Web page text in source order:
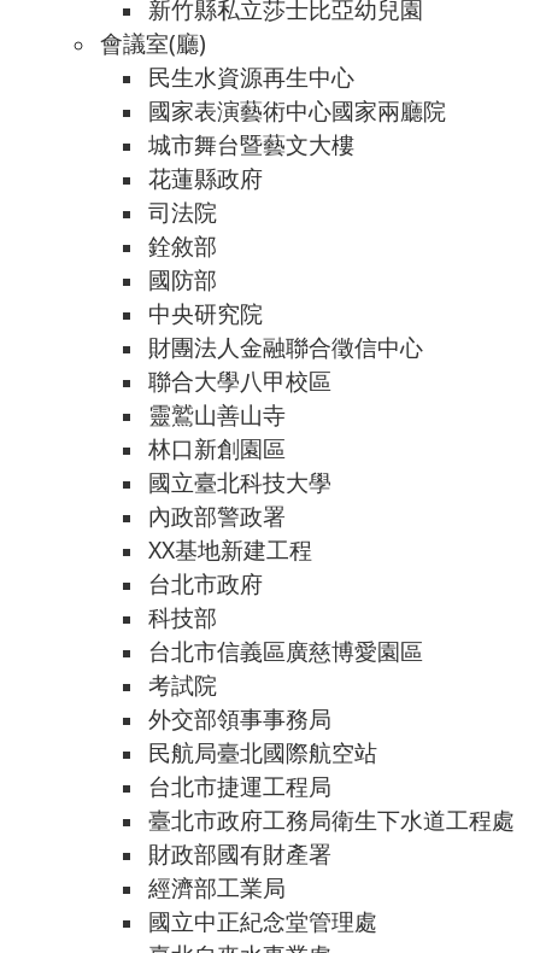
新竹縣私立莎士比亞幼兒園
會議室(廳)
民生水資源再生中心
國家表演藝術中心國家兩廳院
城市舞台暨藝文大樓
花蓮縣政府
司法院
銓敘部
國防部
中央研究院
財團法人金融聯合徵信中心
聯合大學八甲校區
靈鷲山善山寺
林口新創園區
國立臺北科技大學
內政部警政署
XX基地新建工程
台北市政府
科技部
台北市信義區廣慈博愛園區
考試院
外交部領事事務局
民航局臺北國際航空站
台北市捷運工程局
臺北市政府工務局衛生下水道工程處
財政部國有財產署
經濟部工業局
國立中正紀念堂管理處